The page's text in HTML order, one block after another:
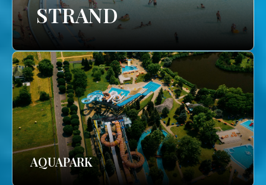
STRAND
AQUAPARK